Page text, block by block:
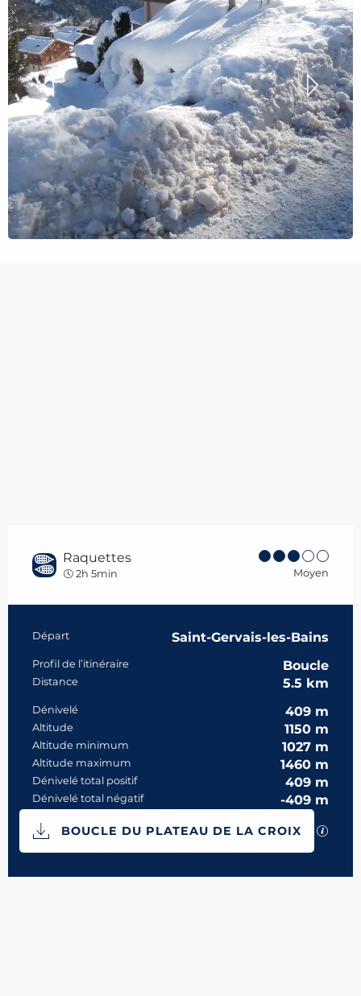
Raquettes
2h 5min Moyen
Informations pratiques
Départ Saint-Gervais-les-Bains
Profil de l’itinéraire Boucle
Distance 5.5 km
Dénivelé 409 m
Altitude 1150 m
Altitude minimum 1027 m
Altitude maximum 1460 m
Dénivelé total positif 409 m
Dénivelé total négatif -409 m
Documentation
BOUCLE DU PLATEAU DE LA CROIX